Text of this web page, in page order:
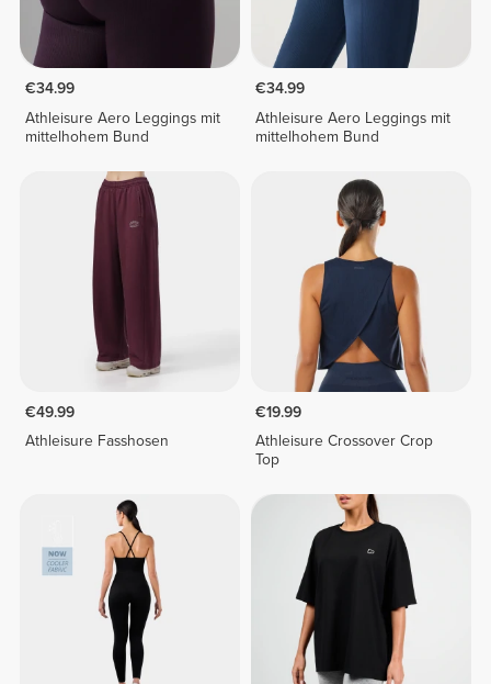
€34.99
Athleisure Aero Leggings mit
mittelhohem Bund
€34.99
Athleisure Aero Leggings mit
mittelhohem Bund
€49.99
Athleisure Fasshosen
€19.99
Athleisure Crossover Crop
Top